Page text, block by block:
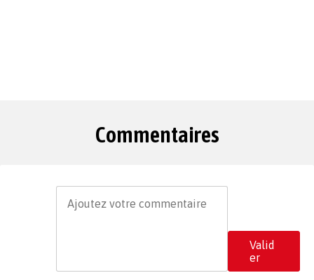
Commentaires
Valid
er